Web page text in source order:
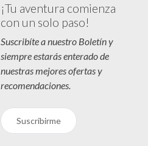
¡Tu aventura comienza
con un solo paso!
Suscribíte a nuestro Boletín y
siempre estarás enterado de
nuestras mejores ofertas y
recomendaciones.
Suscribirme